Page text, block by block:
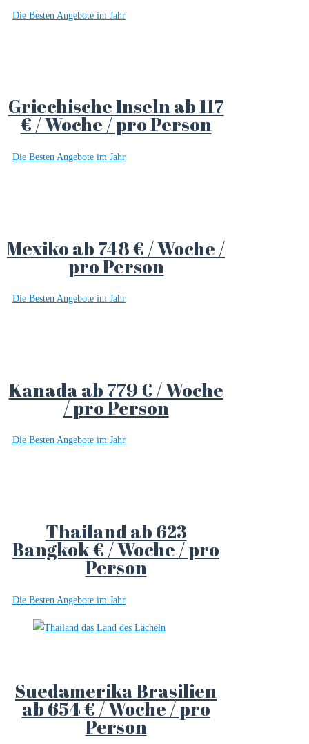
Die Besten Angebote im Jahr
Griechische Inseln ab 117
€ / Woche / pro Person
Die Besten Angebote im Jahr
Mexiko ab 748 € / Woche /
pro Person
Die Besten Angebote im Jahr
Kanada ab 779 € / Woche
/ pro Person
Die Besten Angebote im Jahr
Thailand ab 623
Bangkok € / Woche / pro
Person
Die Besten Angebote im Jahr
Suedamerika Brasilien
ab 654 € / Woche / pro
Person